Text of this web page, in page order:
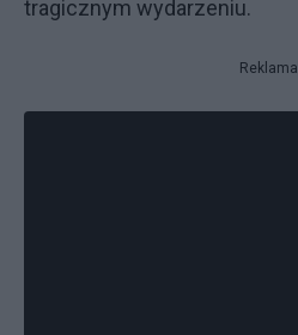
tragicznym wydarzeniu.
Reklama